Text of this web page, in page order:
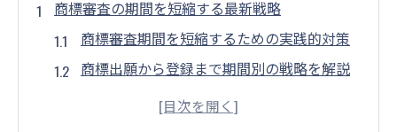
商標審査の期間を短縮する最新戦略
商標審査期間を短縮するための実践的対策
商標出願から登録まで期間別の戦略を解説
特許庁の商標審査状況を活用した最新アプ